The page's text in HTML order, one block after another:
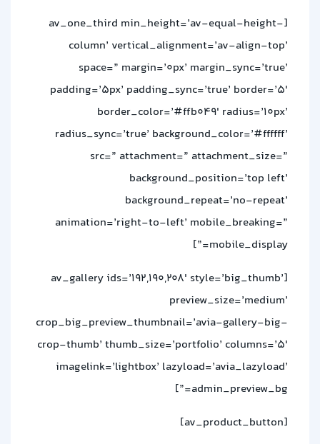
[av_one_third min_height=’av-equal-height-
column’ vertical_alignment=’av-align-top’
space=” margin=’0px’ margin_sync=’true’
padding=’5px’ padding_sync=’true’ border=’5′
border_color=’#ffb049′ radius=’10px’
radius_sync=’true’ background_color=’#ffffff’
src=” attachment=” attachment_size=”
background_position=’top left’
background_repeat=’no-repeat’
animation=’right-to-left’ mobile_breaking=”
mobile_display=”]
[av_gallery ids=’192,190,208′ style=’big_thumb’
preview_size=’medium’
crop_big_preview_thumbnail=’avia-gallery-big-
crop-thumb’ thumb_size=’portfolio’ columns=’5′
imagelink=’lightbox’ lazyload=’avia_lazyload’
admin_preview_bg=”]
[av_product_button]